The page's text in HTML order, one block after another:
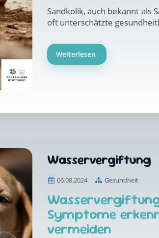
Sandkolik, auch bekannt als
oft unterschätzte
Weiterlesen
Wasservergiftung
06.08.2024 Gesundheit
Symptome
vermeiden